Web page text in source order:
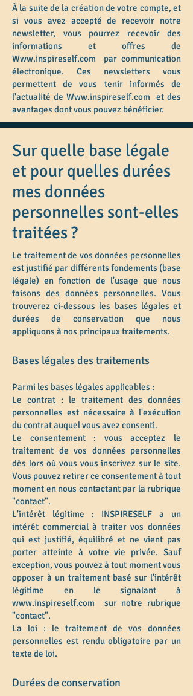
À la suite de la création de votre compte, et
si vous avez accepté de recevoir notre
newsletter, vous pourrez recevoir des
informations et offres de
Www.inspireself.com par communication
électronique. Ces newsletters vous
permettent de vous tenir informés de
l'actualité de Www.inspireself.com et des
avantages dont vous pouvez bénéficier.
Sur quelle base légale
et pour quelles durées
mes données
personnelles sont-elles
traitées ?
Le traitement de vos données personnelles
est justifié par différents fondements (base
légale) en fonction de l'usage que nous
faisons des données personnelles. Vous
trouverez ci-dessous les bases légales et
durées de conservation que nous
appliquons à nos principaux traitements.
Bases légales des traitements
Parmi les bases légales applicables :
Le contrat : le traitement des données
personnelles est nécessaire à l'exécution
du contrat auquel vous avez consenti.
Le consentement : vous acceptez le
traitement de vos données personnelles
dès lors où vous vous inscrivez sur le site.
Vous pouvez retirer ce consentement à tout
moment en nous contactant par la rubrique
"contact".
L'intérêt légitime : INSPIRESELF a un
intérêt commercial à traiter vos données
qui est justifié, équilibré et ne vient pas
porter atteinte à votre vie privée. Sauf
exception, vous pouvez à tout moment vous
opposer à un traitement basé sur l'intérêt
légitime en le signalant à
www.inspireself.com sur notre rubrique
"contact".
La loi : le traitement de vos données
personnelles est rendu obligatoire par un
texte de loi.
Durées de conservation